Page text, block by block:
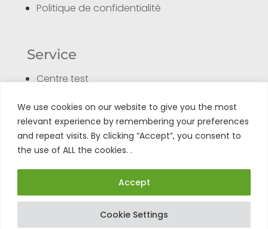
We use cookies on our website to give you the most
relevant experience by remembering your preferences
and repeat visits. By clicking “Accept”, you consent to
the use of ALL the cookies. .
Cookie Settings
Accept
Politique de confidentialité
Service
Centre test
Enregistrer son produit
Tuto